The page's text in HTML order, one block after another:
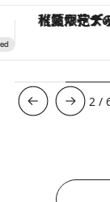
ヴァシュロン・コンスタンタン
3 /